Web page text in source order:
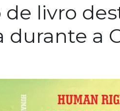
livro
durante a